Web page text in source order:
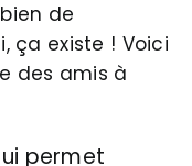
de
ça existe ! Voici
des amis à
permet